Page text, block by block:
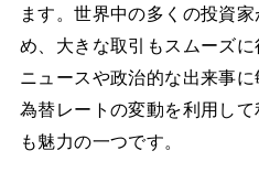
ます。世界中の多くの投資
め、大きな取引もスムーズ
ニュースや政治的な出来事
為替レートの変動を利用し
も魅力の一つです。